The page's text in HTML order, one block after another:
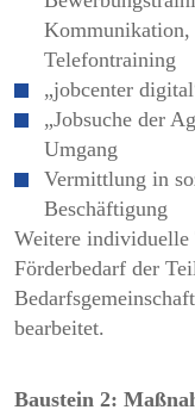
Kommunikation,
Telefontraining
„jobcenter
„Jobsuche der
Umgang
Vermittlung in
Beschäftigung
Weitere individuelle
Förderbedarf der
bearbeitet.
Baustein 2: